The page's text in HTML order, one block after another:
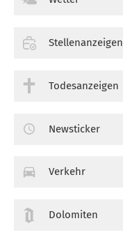
Stellenanzeigen
Todesanzeigen
Newsticker
Verkehr
Dolomiten